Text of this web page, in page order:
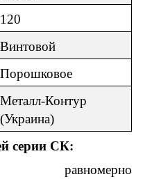
120
Винтовой
Порошковое
Металл-Контур
(Украина)
серии СК:
равномерно